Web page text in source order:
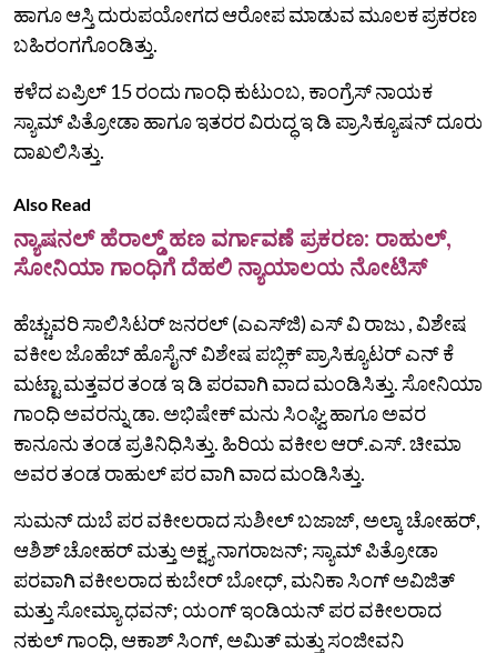
ಹಾಗೂ ಆಸ್ತಿ ದುರುಪಯೋಗದ ಆರೋಪ ಮಾಡುವ ಮೂಲಕ ಪ್ರಕರಣ
ಬಹಿರಂಗಗೊಂಡಿತ್ತು.
ಕಳೆದ ಏಪ್ರಿಲ್ 15 ರಂದು ಗಾಂಧಿ ಕುಟುಂಬ, ಕಾಂಗ್ರೆಸ್ ನಾಯಕ
ಸ್ಯಾಮ್ ಪಿತ್ರೋಡಾ ಹಾಗೂ ಇತರರ ವಿರುದ್ಧ ಇ ಡಿ ಪ್ರಾಸಿಕ್ಯೂಷನ್ ದೂರು
ದಾಖಲಿಸಿತ್ತು.
Also Read
ನ್ಯಾಷನಲ್ ಹೆರಾಲ್ಡ್ ಹಣ ವರ್ಗಾವಣೆ ಪ್ರಕರಣ: ರಾಹುಲ್,
ಸೋನಿಯಾ ಗಾಂಧಿಗೆ ದೆಹಲಿ ನ್ಯಾಯಾಲಯ ನೋಟಿಸ್
ಹೆಚ್ಚುವರಿ ಸಾಲಿಸಿಟರ್ ಜನರಲ್ (ಎಎಸ್‌ಜಿ) ಎಸ್‌ ವಿ ರಾಜು , ವಿಶೇಷ
ವಕೀಲ ಜೊಹೆಬ್ ಹೊಸೈನ್ ವಿಶೇಷ ಪಬ್ಲಿಕ್ ಪ್ರಾಸಿಕ್ಯೂಟರ್ ಎನ್‌ ಕೆ
ಮಟ್ಟಾ ಮತ್ತವರ ತಂಡ ಇ ಡಿ ಪರವಾಗಿ ವಾದ ಮಂಡಿಸಿತ್ತು. ಸೋನಿಯಾ
ಗಾಂಧಿ ಅವರನ್ನು ಡಾ. ಅಭಿಷೇಕ್‌ ಮನು ಸಿಂಘ್ವಿ ಹಾಗೂ ಅವರ
ಕಾನೂನು ತಂಡ ಪ್ರತಿನಿಧಿಸಿತ್ತು. ಹಿರಿಯ ವಕೀಲ ಆರ್.ಎಸ್. ಚೀಮಾ
ಅವರ ತಂಡ ರಾಹುಲ್‌ ಪರ ವಾಗಿ ವಾದ ಮಂಡಿಸಿತ್ತು.
ಸುಮನ್ ದುಬೆ ಪರ ವಕೀಲರಾದ ಸುಶೀಲ್ ಬಜಾಜ್, ಅಲ್ಕಾ ಚೋಹರ್,
ಆಶಿಶ್ ಚೋಹರ್ ಮತ್ತು ಅಕ್ಷ್ಯ ನಾಗರಾಜನ್; ಸ್ಯಾಮ್‌ ಪಿತ್ರೋಡಾ
ಪರವಾಗಿ ವಕೀಲರಾದ ಕುಬೇರ್ ಬೋಧ್, ಮನಿಕಾ ಸಿಂಗ್ ಅವಿಜಿತ್
ಮತ್ತು ಸೋಮ್ಯಾ ಧವನ್; ಯಂಗ್‌ ಇಂಡಿಯನ್‌ ಪರ ವಕೀಲರಾದ
ನಕುಲ್ ಗಾಂಧಿ, ಆಕಾಶ್ ಸಿಂಗ್, ಅಮಿತ್ ಮತ್ತು ಸಂಜೀವನಿ